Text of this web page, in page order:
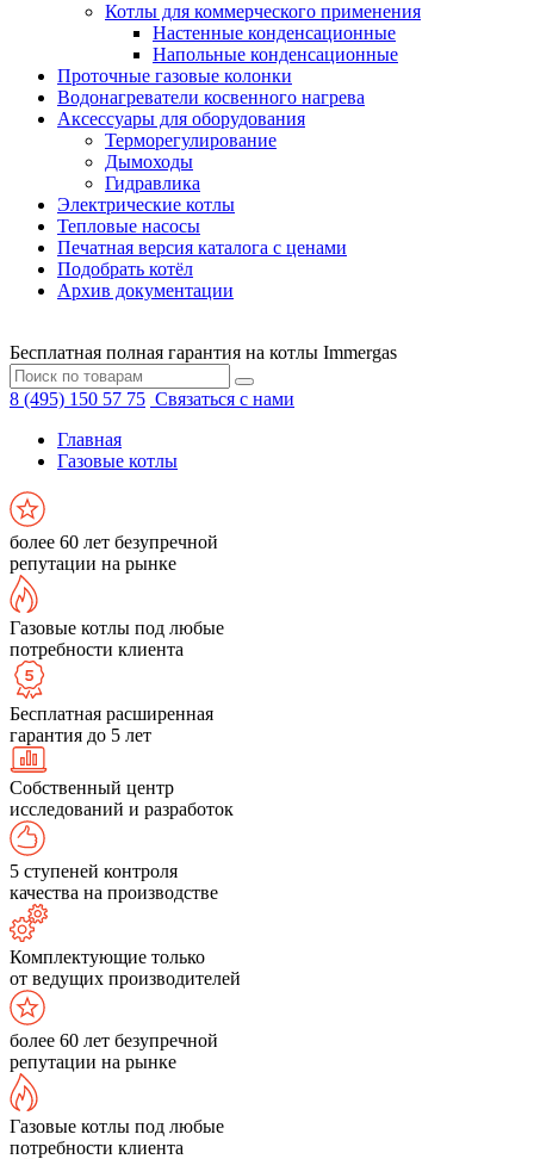
Котлы для коммерческого применения
Настенные конденсационные
Напольные конденсационные
Проточные газовые колонки
Водонагреватели косвенного нагрева
Аксессуары для оборудования
Терморегулирование
Дымоходы
Гидравлика
Электрические котлы
Тепловые насосы
Печатная версия каталога с ценами
Подобрать котёл
Архив документации
Бесплатная полная гарантия на котлы Immergas
8 (495) 150 57 75 Связаться с нами
Главная
Газовые котлы
более 60 лет безупречной
репутации на рынке
Газовые котлы под любые
потребности клиента
Бесплатная расширенная
гарантия до 5 лет
Собственный центр
исследований и разработок
5 ступеней контроля
качества на производстве
Комплектующие только
от ведущих производителей
более 60 лет безупречной
репутации на рынке
Газовые котлы под любые
потребности клиента